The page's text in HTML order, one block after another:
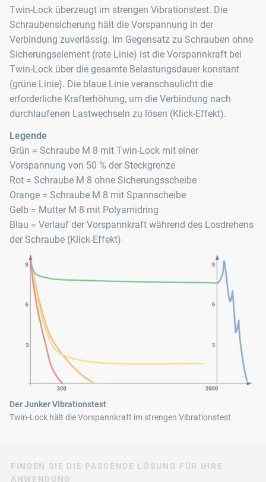
Twin-Lock überzeugt im strengen Vibrationstest. Die
Schraubensicherung hält die Vorspannung in der
Verbindung zuverlässig. Im Gegensatz zu Schrauben ohne
Sicherungselement (rote Linie) ist die Vorspannkraft bei
Twin-Lock über die gesamte Belastungsdauer konstant
(grüne Linie). Die blaue Linie veranschaulicht die
erforderliche Krafterhöhung, um die Verbindung nach
durchlaufenen Lastwechseln zu lösen (Klick‑Effekt).
Legende
Grün = Schraube M 8 mit Twin‑Lock mit einer
Vorspannung von 50 % der Steckgrenze
Rot = Schraube M 8 ohne Sicherungsscheibe
Orange = Schraube M 8 mit Spannscheibe
Gelb = Mutter M 8 mit Polyamidring
Blau = Verlauf der Vorspannkraft während des Losdrehens
der Schraube (Klick‑Effekt)
Der Junker Vibrationstest
Twin-Lock hält die Vorspannkraft im strengen Vibrationstest
FINDEN SIE DIE PASSENDE LÖSUNG FÜR IHRE
ANWENDUNG